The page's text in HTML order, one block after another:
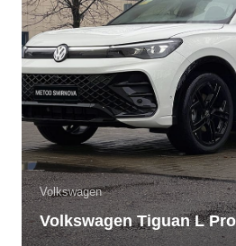
Volkswagen
Volkswagen Tiguan L